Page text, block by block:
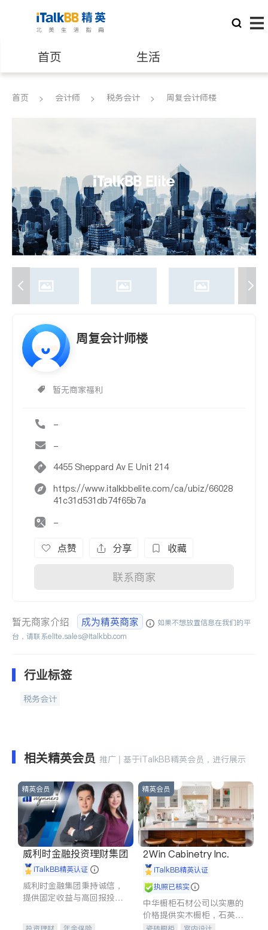
首页 生活
医生 律师
会计师
建筑装修
首页 会计师 税务会计 周复会计师楼
周复会计师楼
暂无商家福利
-
-
4455 Sheppard Av E Unit 214
https://www.italkbbelite.com/ca/ubiz/66028
41c31d531db74f65b7a
-
点赞 分享 收藏
联系商家
暂无商家介绍 成为精英商家
如果不想放置信息在我们的平
台，请联系elite.sales@italkbb.com
行业标签
税务会计
相关精英会员 推广 | 基于iTalkBB精英会员，进行展示
精英会员
威利时金融投资理财集团
iTalkBB精英认证
威利时金融集团秉持诚信，
提供固定收益与高回报投资
精英会员
2Win Cabinetry Inc.
iTalkBB精英认证
执照已核实
中华橱柜石材公司以实惠的
价格提供实木橱柜，石英石
台面，多种优质不锈钢水